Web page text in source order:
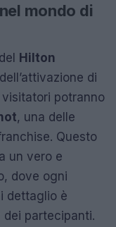
mondo di
Hilton
di
visitatori potranno
, una delle
Questo
un vero e
dove ogni
dettaglio è
partecipanti.